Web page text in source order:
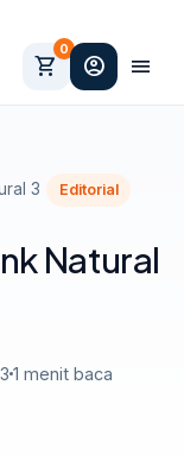
shopping_cart
0
account_circle menu
3 Editorial
Natural
1 menit baca